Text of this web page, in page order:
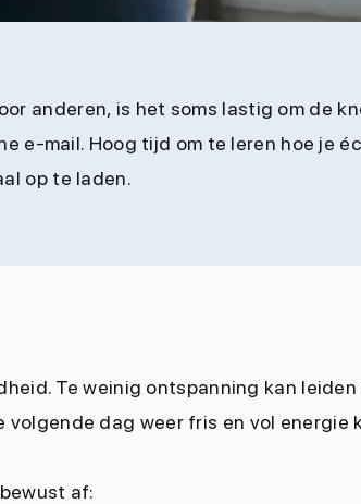
anderen, is het soms lastig om de
e-mail. Hoog tijd om te leren hoe je
op te laden.
Te weinig ontspanning kan
dag weer fris en vol energie
af: